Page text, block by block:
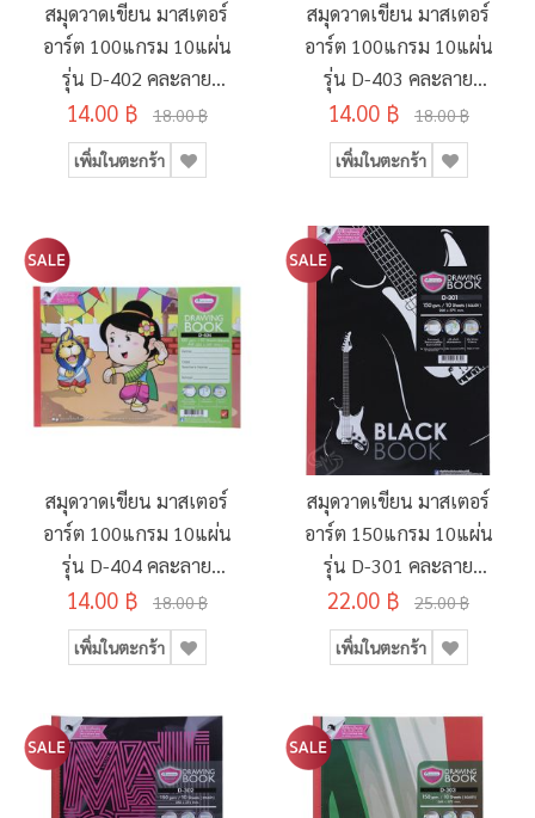
สมุดวาดเขียน มาสเตอร์
อาร์ต 100แกรม 10แผ่น
รุ่น D-402 คละลาย
210x297มม.
14.00 ฿ 18.00 ฿
เพิ่มในตะกร้า
สมุดวาดเขียน มาสเตอร์
อาร์ต 100แกรม 10แผ่น
รุ่น D-403 คละลาย
210x297มม.
14.00 ฿ 18.00 ฿
เพิ่มในตะกร้า
สมุดวาดเขียน มาสเตอร์
อาร์ต 100แกรม 10แผ่น
รุ่น D-404 คละลาย
210x297มม.
14.00 ฿ 18.00 ฿
เพิ่มในตะกร้า
สมุดวาดเขียน มาสเตอร์
อาร์ต 150แกรม 10แผ่น
รุ่น D-301 คละลาย
260x375มม.
22.00 ฿ 25.00 ฿
เพิ่มในตะกร้า